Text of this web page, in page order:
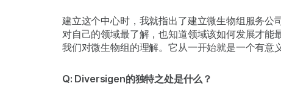
建立这个中心时，我就指出了建立微生物组服务
对自己的领域最了解，也知道领域该如何发展才
我们对微生物组的理解。它从一开始就是一个有意
Q: Diversigen的独特之处是什么？